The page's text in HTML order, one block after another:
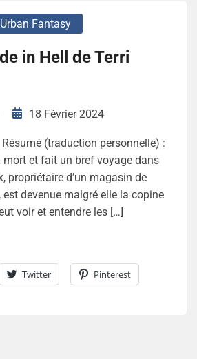
Urban Fantasy
in Hell de Terri
18 Février 2024
(traduction personnelle) :
mort et fait un bref voyage dans
propriétaire d’un magasin de
devenue malgré elle la copine
voir et entendre les […]
Twitter Pinterest